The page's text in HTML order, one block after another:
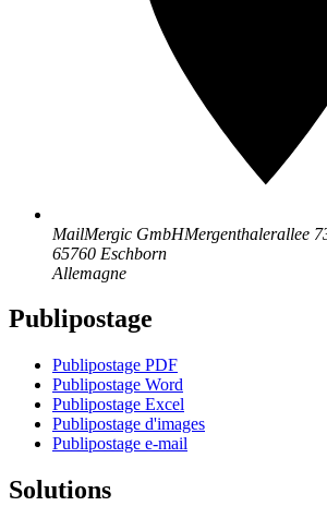
MailMergic GmbHMergenthalerallee
65760 Eschborn
Allemagne
Publipostage
Publipostage PDF
Publipostage Word
Publipostage Excel
Publipostage d'images
Publipostage e-mail
Solutions